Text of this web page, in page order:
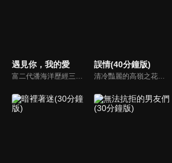
遇見你，我的愛
富二代潘海洋歷經三次失敗婚姻，認為金錢阻礙愛情。唯第一任妻子陸雪怡真心待他。好友伊軒勸他隱藏身份。他在酒吧對芭蕾舞演員韓夢瑤一見鍾情。便化身業務經理與她相戀。熱戀中潘海洋決定娶韓夢瑤，卻在婚前發現韓夢瑤三年前曾是自己公司員工，進而揭開伊軒與韓夢瑤為還債設局圖謀他財產的陰謀...
誤情(40分鐘版)
清冷豔麗的高嶺之花江時淺在遭受霸淩、暴力等一系列事件後，華麗蛻變逆襲歸來，用一場精心策劃強勢開啟自己的復仇之路，最終收穫內心救贖與愛情的故事。